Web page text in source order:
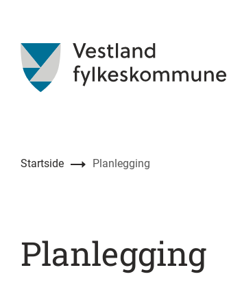
Startside Planlegging
Planlegging